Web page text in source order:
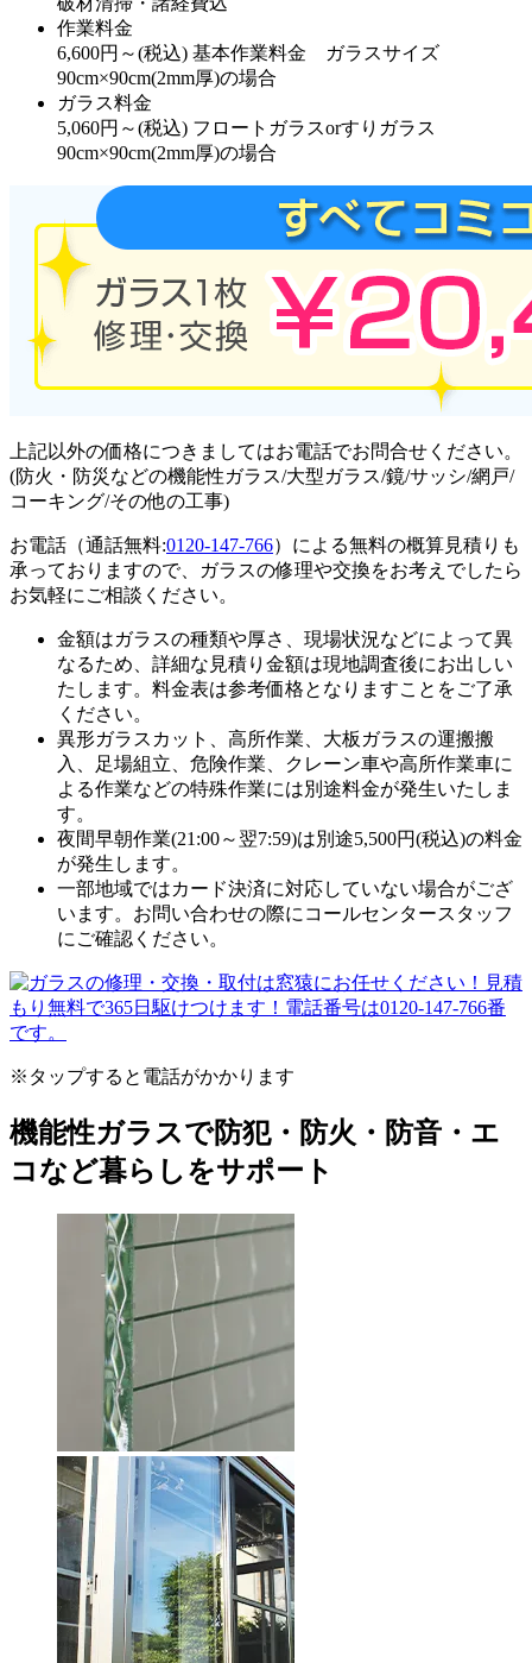
作業料金
6,600円～(税込) 基本作業料金 ガラスサイズ
90cm×90cm(2mm厚)の場合
ガラス料金
5,060円～(税込) フロートガラスorすりガラス
90cm×90cm(2mm厚)の場合
上記以外の価格につきましてはお電話でお問合せください。
(防火・防災などの機能性ガラス/大型ガラス/鏡/サッシ/網戸/
コーキング/その他の工事)
お電話（通話無料:0120-147-766）による無料の概算見積りも
承っておりますので、ガラスの修理や交換をお考えでしたら
お気軽にご相談ください。
金額はガラスの種類や厚さ、現場状況などによって異
なるため、 詳細な見積り金額は現地調査後にお出しい
たします。 料金表は参考価格となりますことをご了承
ください。
異形ガラスカット、高所作業、大板ガラスの運搬搬
入、足場組立、危険作業、クレーン車や高所作業車に
よる作業などの特殊作業には別途料金が発生いたしま
す。
夜間早朝作業(21:00～翌7:59)は別途5,500円(税込)の料金
が発生します。
一部地域ではカード決済に対応していない場合がござ
います。お問い合わせの際にコールセンタースタッフ
にご確認ください。
※タップすると電話がかかります
機能性ガラスで防犯・防火・防音・エ
コなど暮らしをサポート